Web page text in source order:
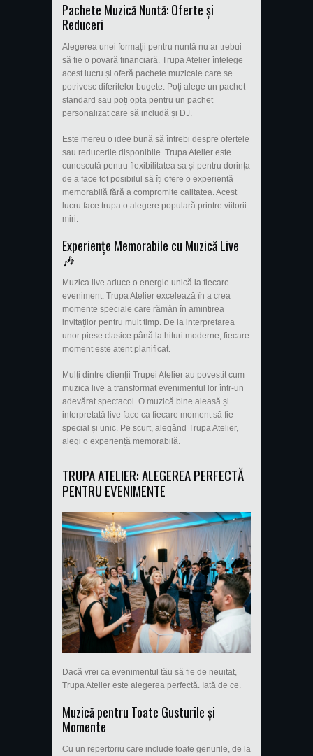
Pachete Muzică Nuntă: Oferte și
Reduceri
Alegerea unei formații pentru nuntă nu ar trebui
să fie o povară financiară. Trupa Atelier înțelege
acest lucru și oferă pachete muzicale care se
potrivesc diferitelor bugete. Poți alege un pachet
standard sau poți opta pentru un pachet
personalizat care să includă și DJ.
Este mereu o idee bună să întrebi despre ofertele
sau reducerile disponibile. Trupa Atelier este
cunoscută pentru flexibilitatea sa și pentru dorința
de a face tot posibilul să îți ofere o experiență
memorabilă fără a compromite calitatea. Acest
lucru face trupa o alegere populară printre viitorii
miri.
Experiențe Memorabile cu Muzică Live
🎶
Muzica live aduce o energie unică la fiecare
eveniment. Trupa Atelier excelează în a crea
momente speciale care rămân în amintirea
invitaților pentru mult timp. De la interpretarea
unor piese clasice până la hituri moderne, fiecare
moment este atent planificat.
Mulți dintre clienții Trupei Atelier au povestit cum
muzica live a transformat evenimentul lor într-un
adevărat spectacol. O muzică bine aleasă și
interpretată live face ca fiecare moment să fie
special și unic. Pe scurt, alegând Trupa Atelier,
alegi o experiență memorabilă.
TRUPA ATELIER: ALEGEREA PERFECTĂ
PENTRU EVENIMENTE
Dacă vrei ca evenimentul tău să fie de neuitat,
Trupa Atelier este alegerea perfectă. Iată de ce.
Muzică pentru Toate Gusturile și
Momente
Cu un repertoriu care include toate genurile, de la